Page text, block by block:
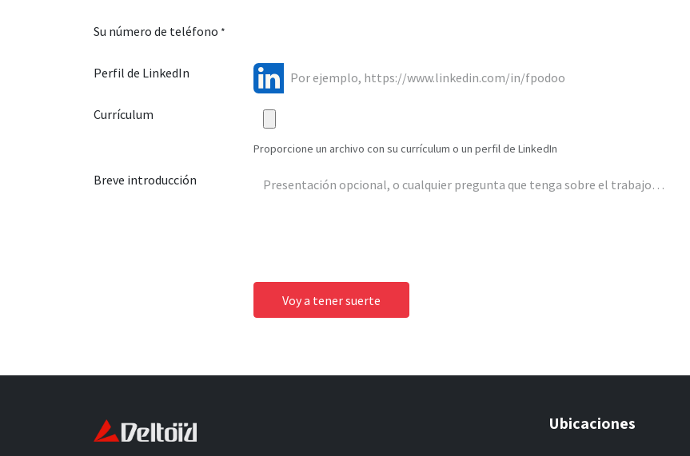
Su número de teléfono *
Perfil de LinkedIn
Currículum
Proporcione un archivo con su currículum o un perfil de LinkedIn
Breve introducción
Voy a tener suerte
Ubicaciones